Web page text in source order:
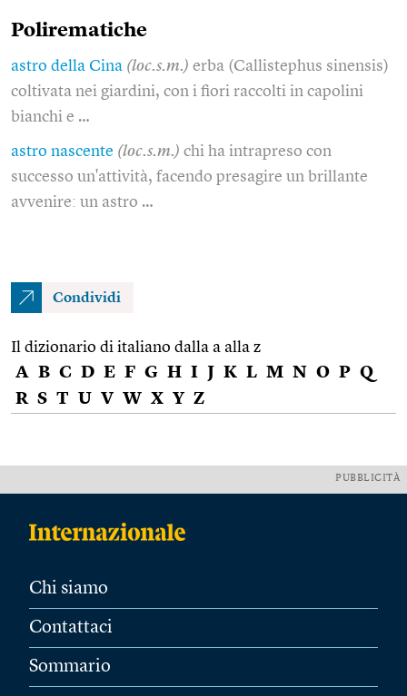
Polirematiche
astro della Cina (loc.s.m.) erba (Callistephus sinensis)
coltivata nei giardini, con i fiori raccolti in capolini
bianchi e …
astro nascente (loc.s.m.) chi ha intrapreso con
successo un'attività, facendo presagire un brillante
avvenire: un astro …
Condividi
Il dizionario di italiano dalla a alla z
A B C D E F G H I J K L M N O P Q
R S T U V W X Y Z
PUBBLICITÀ
Chi siamo
Contattaci
Sommario